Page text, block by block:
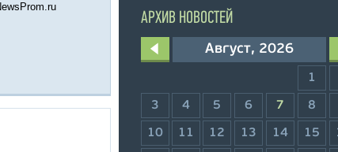
АРХИВ НОВОСТЕЙ
Август, 2026
1
3 4 5 6 7 8
10 11 12 13 14 15